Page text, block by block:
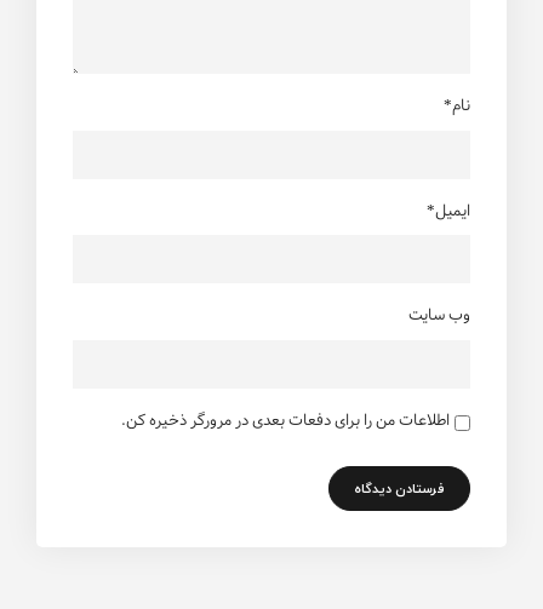
نام*
ایمیل*
وب سایت
اطلاعات من را برای دفعات بعدی در مرورگر ذخیره کن.